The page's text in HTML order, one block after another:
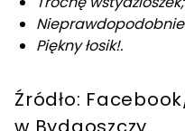
Piękny łosik!.
Źródło: